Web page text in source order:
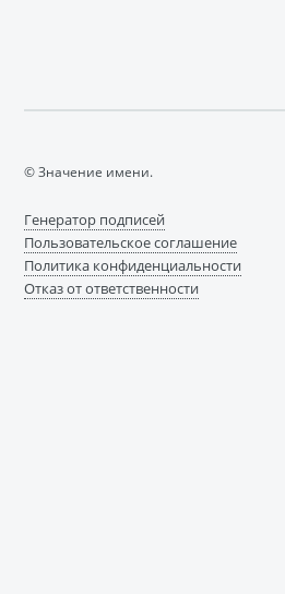
© Значение имени.
Генератор подписей
Пользовательское соглашение
Политика конфиденциальности
Отказ от ответственности